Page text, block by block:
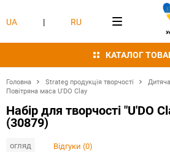
КАТАЛОГ
UA | RU
Головна Strateg продукція творчості
Повітряна маса U'DO Clay
Набір для творчості "U'DO
(30879)
огляд Відгуки (0)